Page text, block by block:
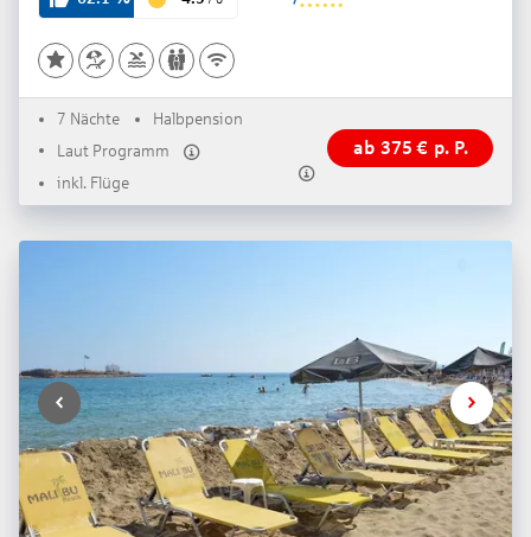
7 Nächte
Halbpension
Laut Programm
inkl. Flüge
ab 375 € p. P.